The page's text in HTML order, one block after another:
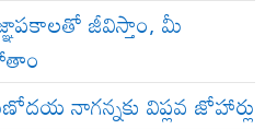
జీవిస్తాం, మీ
నాగన్నకు విప్లవ జోహార్లు